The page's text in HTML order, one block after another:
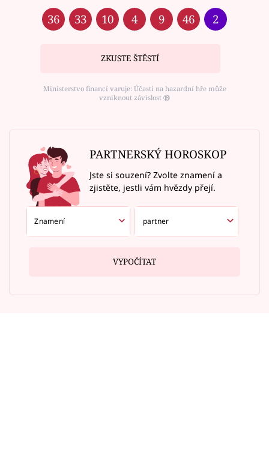
36 33 10 4 9 46 2
ZKUSTE ŠTĚSTÍ
Ministerstvo financí varuje: Účastí na hazardní hře může
vzniknout závislost ⑱
PARTNERSKÝ HOROSKOP
Jste si souzení? Zvolte znamení a
zjistěte, jestli vám hvězdy přejí.
VYPOČÍTAT